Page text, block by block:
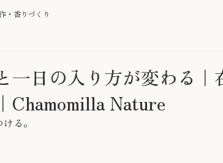
・香りづくり
一日の入り方が変わる｜
Chamomilla Nature
る。